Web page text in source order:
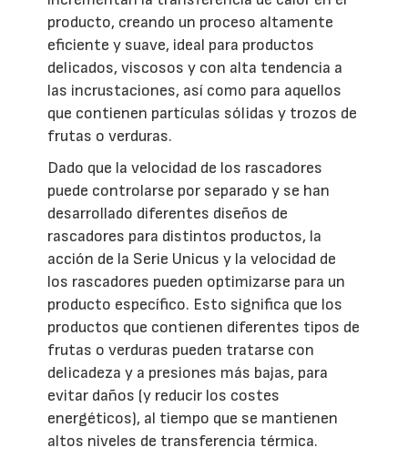
producto, creando un proceso altamente
eficiente y suave, ideal para productos
delicados, viscosos y con alta tendencia a
las incrustaciones, así como para aquellos
que contienen partículas sólidas y trozos de
frutas o verduras.
Dado que la velocidad de los rascadores
puede controlarse por separado y se han
desarrollado diferentes diseños de
rascadores para distintos productos, la
acción de la Serie Unicus y la velocidad de
los rascadores pueden optimizarse para un
producto específico. Esto significa que los
productos que contienen diferentes tipos de
frutas o verduras pueden tratarse con
delicadeza y a presiones más bajas, para
evitar daños (y reducir los costes
energéticos), al tiempo que se mantienen
altos niveles de transferencia térmica.